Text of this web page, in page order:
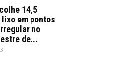
14,5
em pontos
no
de...